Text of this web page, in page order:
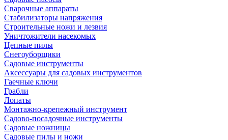
Сварочные аппараты
Стабилизаторы напряжения
Строительные ножи и лезвия
Уничтожители насекомых
Цепные пилы
Снегоуборщики
Садовые инструменты
Аксессуары для садовых инструментов
Гаечные ключи
Грабли
Лопаты
Монтажно-крепежный инструмент
Садово-посадочные инструменты
Садовые ножницы
Садовые пилы и ножи